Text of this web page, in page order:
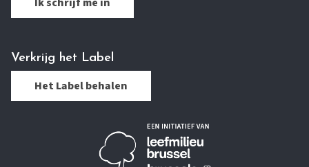
Ik schrijf me in
Verkrijg het Label
Het Label behalen